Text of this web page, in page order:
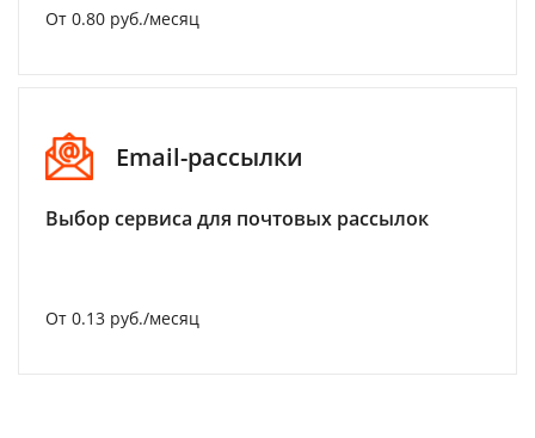
От 0.80 руб./месяц
Email-рассылки
Выбор сервиса для почтовых рассылок
От 0.13 руб./месяц